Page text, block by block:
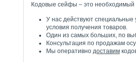
Кодовые сейфы – это необходимый
У нас действуют специальные
условия получения товаров.
Один из самых больших, по
Консультация по продажам
Мы оперативно доставим